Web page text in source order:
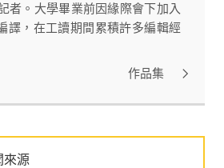
者。大學畢業前因緣際會下加入
譯，在工讀期間累積許多編輯經
作品集
來源